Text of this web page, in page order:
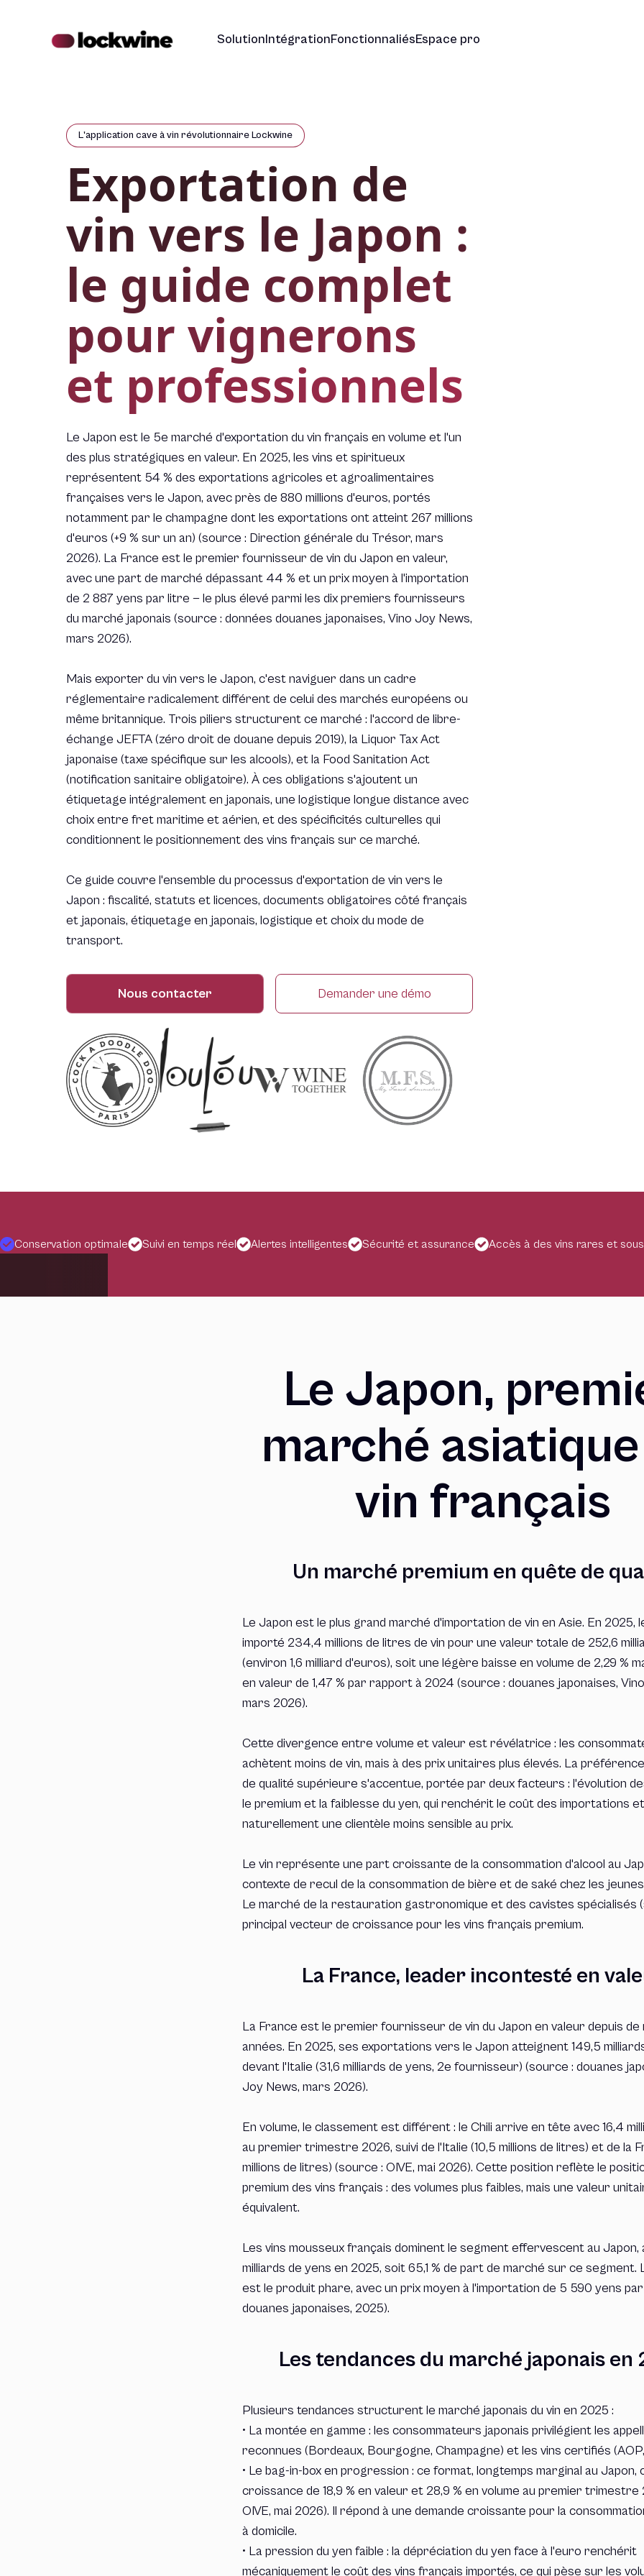
SolutionIntégrationFonctionnaliésEspace pro
L'application cave à vin révolutionnaire Lockwine
Exportation de
vin vers le Japon :
le guide complet
pour vignerons
et professionnels
Le Japon est le 5e marché d'exportation du vin français en volume et l'un
des plus stratégiques en valeur. En 2025, les vins et spiritueux
représentent 54 % des exportations agricoles et agroalimentaires
françaises vers le Japon, avec près de 880 millions d'euros, portés
notamment par le champagne dont les exportations ont atteint 267 millions
d'euros (+9 % sur un an) (source : Direction générale du Trésor, mars
2026). La France est le premier fournisseur de vin du Japon en valeur,
avec une part de marché dépassant 44 % et un prix moyen à l'importation
de 2 887 yens par litre — le plus élevé parmi les dix premiers fournisseurs
du marché japonais (source : données douanes japonaises, Vino Joy News,
mars 2026).
Mais exporter du vin vers le Japon, c'est naviguer dans un cadre
réglementaire radicalement différent de celui des marchés européens ou
même britannique. Trois piliers structurent ce marché : l'accord de libre-
échange JEFTA (zéro droit de douane depuis 2019), la Liquor Tax Act
japonaise (taxe spécifique sur les alcools), et la Food Sanitation Act
(notification sanitaire obligatoire). À ces obligations s'ajoutent un
étiquetage intégralement en japonais, une logistique longue distance avec
choix entre fret maritime et aérien, et des spécificités culturelles qui
conditionnent le positionnement des vins français sur ce marché.
Ce guide couvre l'ensemble du processus d'exportation de vin vers le
Japon : fiscalité, statuts et licences, documents obligatoires côté français
et japonais, étiquetage en japonais, logistique et choix du mode de
transport.
Nous contacter Demander une démo
Conservation optimale Suivi en temps réel Alertes intelligentes Sécurité et assurance Accès à des vins rares et
Le Japon,
marché
vin français
Un marché premium en quête de
Le Japon est le plus grand marché d'importation de vin en Asie. En 2025,
importé 234,4 millions de litres de vin pour une valeur totale de 252,6
(environ 1,6 milliard d'euros), soit une légère baisse en volume de 2,29 %
en valeur de 1,47 % par rapport à 2024 (source : douanes japonaises,
mars 2026).
Cette divergence entre volume et valeur est révélatrice : les
achètent moins de vin, mais à des prix unitaires plus élevés. La
de qualité supérieure s'accentue, portée par deux facteurs : l'évolution
le premium et la faiblesse du yen, qui renchérit le coût des importations
naturellement une clientèle moins sensible au prix.
Le vin représente une part croissante de la consommation d'alcool au
contexte de recul de la consommation de bière et de saké chez les
Le marché de la restauration gastronomique et des cavistes spécialisés
principal vecteur de croissance pour les vins français premium.
La France, leader incontesté en
La France est le premier fournisseur de vin du Japon en valeur depuis
années. En 2025, ses exportations vers le Japon atteignent 149,5
devant l'Italie (31,6 milliards de yens, 2e fournisseur) (source : douanes
Joy News, mars 2026).
En volume, le classement est différent : le Chili arrive en tête avec 16,4
au premier trimestre 2026, suivi de l'Italie (10,5 millions de litres) et de la
millions de litres) (source : OIVE, mai 2026). Cette position reflète le
premium des vins français : des volumes plus faibles, mais une valeur
équivalent.
Les vins mousseux français dominent le segment effervescent au Japon,
milliards de yens en 2025, soit 65,1 % de part de marché sur ce segment.
est le produit phare, avec un prix moyen à l'importation de 5 590 yens
douanes japonaises, 2025).
Les tendances du marché japonais en
Plusieurs tendances structurent le marché japonais du vin en 2025 :
• La montée en gamme : les consommateurs japonais privilégient les
reconnues (Bordeaux, Bourgogne, Champagne) et les vins certifiés
• Le bag-in-box en progression : ce format, longtemps marginal au Japon,
croissance de 18,9 % en valeur et 28,9 % en volume au premier trimestre
OIVE, mai 2026). Il répond à une demande croissante pour la
à domicile.
• La pression du yen faible : la dépréciation du yen face à l'euro renchérit
mécaniquement le coût des vins français importés, ce qui pèse sur les